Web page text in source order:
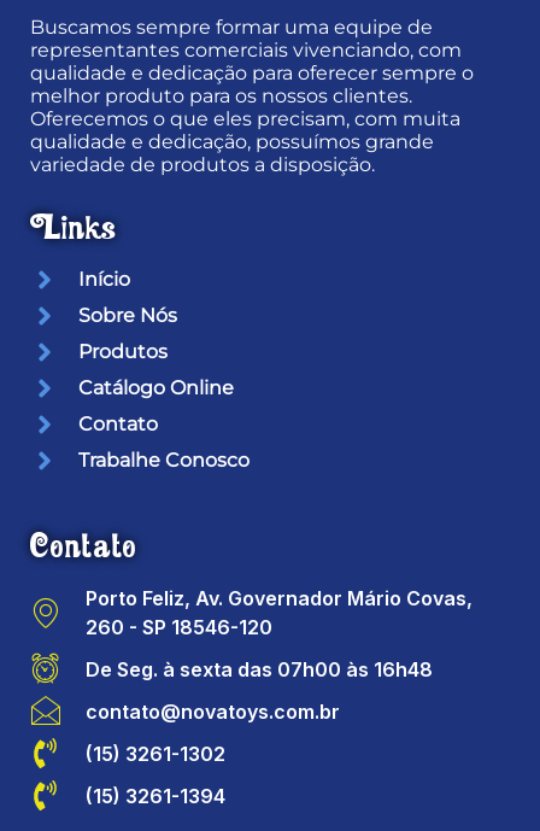
Buscamos sempre formar uma equipe de
representantes comerciais vivenciando, com
qualidade e dedicação para oferecer sempre o
melhor produto para os nossos clientes.
Oferecemos o que eles precisam, com muita
qualidade e dedicação, possuímos grande
variedade de produtos a disposição.
Links
Início
Sobre Nós
Produtos
Catálogo Online
Contato
Trabalhe Conosco
Contato
Porto Feliz, Av. Governador Mário Covas,
260 - SP 18546-120
De Seg. à sexta das 07h00 às 16h48
contato@novatoys.com.br
(15) 3261-1302
(15) 3261-1394